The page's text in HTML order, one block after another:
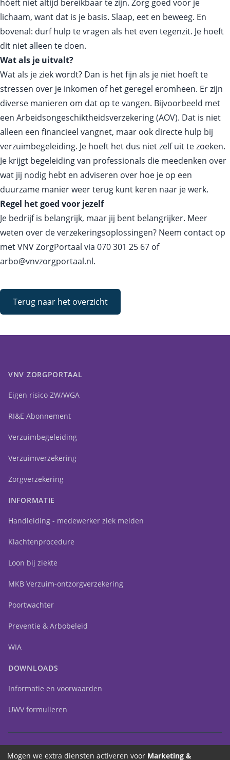
hóeft niet altijd bereikbaar te zijn. Zorg goed voor je
lichaam, want dat is je basis. Slaap, eet en beweeg. En
bovenal: durf hulp te vragen als het even tegenzit. Je hoeft
dit niet alleen te doen.
Wat als je uitvalt?
Wat als je ziek wordt? Dan is het fijn als je niet hoeft te
stressen over je inkomen of het geregel eromheen. Er zijn
diverse manieren om dat op te vangen. Bijvoorbeeld met
een Arbeidsongeschiktheidsverzekering (AOV). Dat is niet
alleen een financieel vangnet, maar ook directe hulp bij
verzuimbegeleiding. Je hoeft het dus niet zelf uit te zoeken.
Je krijgt begeleiding van professionals die meedenken over
wat jij nodig hebt en adviseren over hoe je op een
duurzame manier weer terug kunt keren naar je werk.
Regel het goed voor jezelf
Je bedrijf is belangrijk, maar jij bent belangrijker. Meer
weten over de verzekeringsoplossingen? Neem contact op
met VNV ZorgPortaal via 070 301 25 67 of
arbo@vnvzorgportaal.nl.
Terug naar het overzicht
VNV ZORGPORTAAL
Eigen risico ZW/WGA
RI&E Abonnement
Verzuimbegeleiding
Verzuimverzekering
Zorgverzekering
INFORMATIE
Handleiding - medewerker ziek melden
Klachtenprocedure
Loon bij ziekte
MKB Verzuim-ontzorgverzekering
Poortwachter
Preventie & Arbobeleid
WIA
DOWNLOADS
Informatie en voorwaarden
UWV formulieren
Mogen we extra diensten activeren voor Marketing &